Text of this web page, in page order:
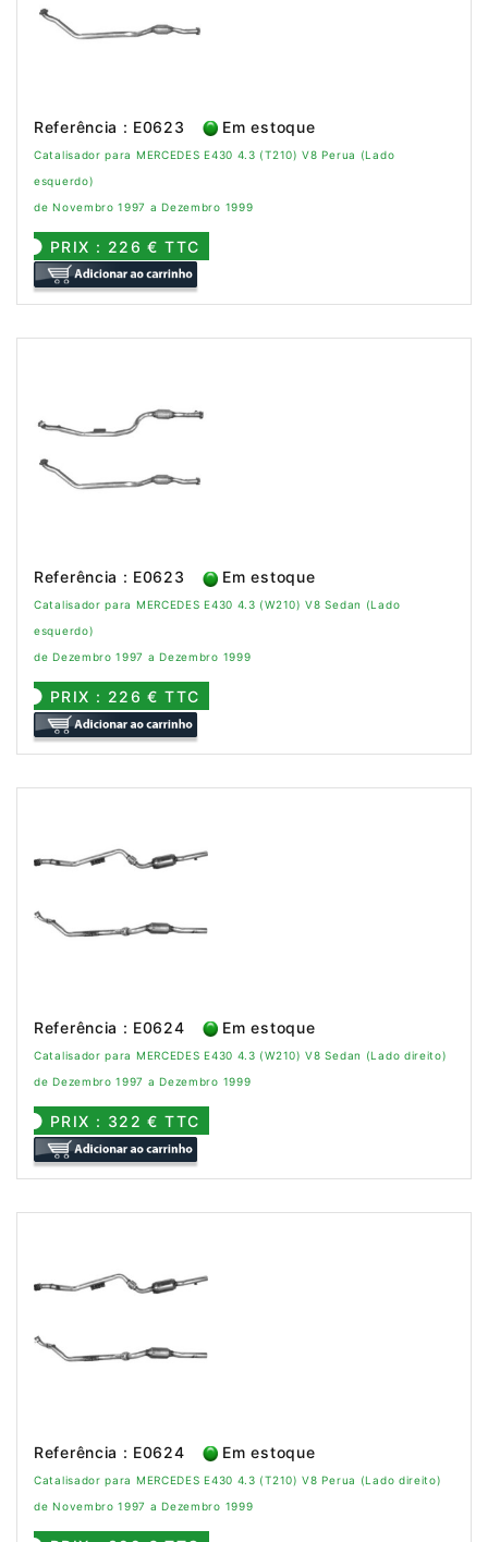
Referência : E0623 Em estoque
Catalisador para MERCEDES E430 4.3 (T210) V8 Perua (Lado
esquerdo)
de Novembro 1997 a Dezembro 1999
PRIX : 226 € TTC
Referência : E0623 Em estoque
Catalisador para MERCEDES E430 4.3 (W210) V8 Sedan (Lado
esquerdo)
de Dezembro 1997 a Dezembro 1999
PRIX : 226 € TTC
Referência : E0624 Em estoque
Catalisador para MERCEDES E430 4.3 (W210) V8 Sedan (Lado direito)
de Dezembro 1997 a Dezembro 1999
PRIX : 322 € TTC
Referência : E0624 Em estoque
Catalisador para MERCEDES E430 4.3 (T210) V8 Perua (Lado direito)
de Novembro 1997 a Dezembro 1999